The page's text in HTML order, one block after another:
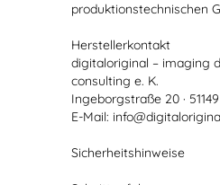
produktionstechnischen
Herstellerkontakt
digitaloriginal – imaging
consulting e. K.
Ingeborgstraße 20 ·
E-Mail:
Sicherheitshinweise